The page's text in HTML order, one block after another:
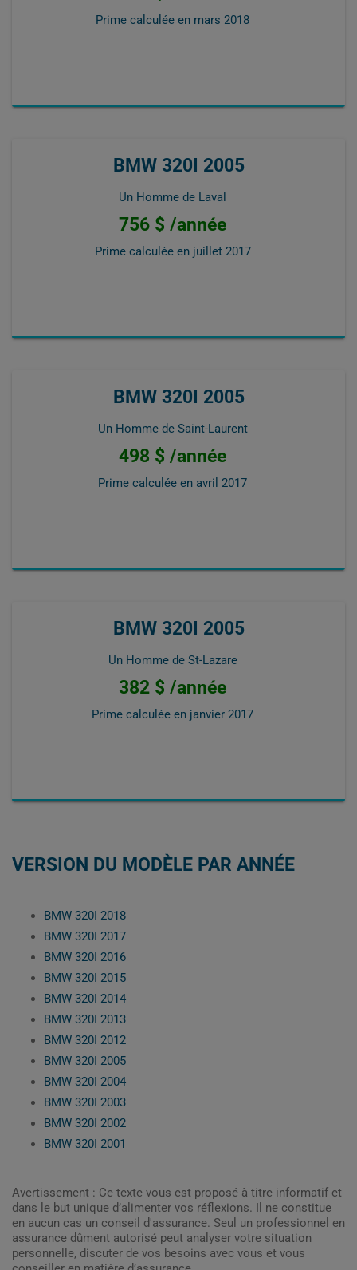
Prime calculée en mars 2018
BMW 320I 2005
Un Homme de Laval
756 $ /année
Prime calculée en juillet 2017
BMW 320I 2005
Un Homme de Saint-Laurent
498 $ /année
Prime calculée en avril 2017
BMW 320I 2005
Un Homme de St-Lazare
382 $ /année
Prime calculée en janvier 2017
VERSION DU MODÈLE PAR ANNÉE
BMW 320I 2018
BMW 320I 2017
BMW 320I 2016
BMW 320I 2015
BMW 320I 2014
BMW 320I 2013
BMW 320I 2012
BMW 320I 2005
BMW 320I 2004
BMW 320I 2003
BMW 320I 2002
BMW 320I 2001
Avertissement : Ce texte vous est proposé à titre informatif et
dans le but unique d’alimenter vos réflexions. Il ne constitue
en aucun cas un conseil d'assurance. Seul un professionnel en
assurance dûment autorisé peut analyser votre situation
personnelle, discuter de vos besoins avec vous et vous